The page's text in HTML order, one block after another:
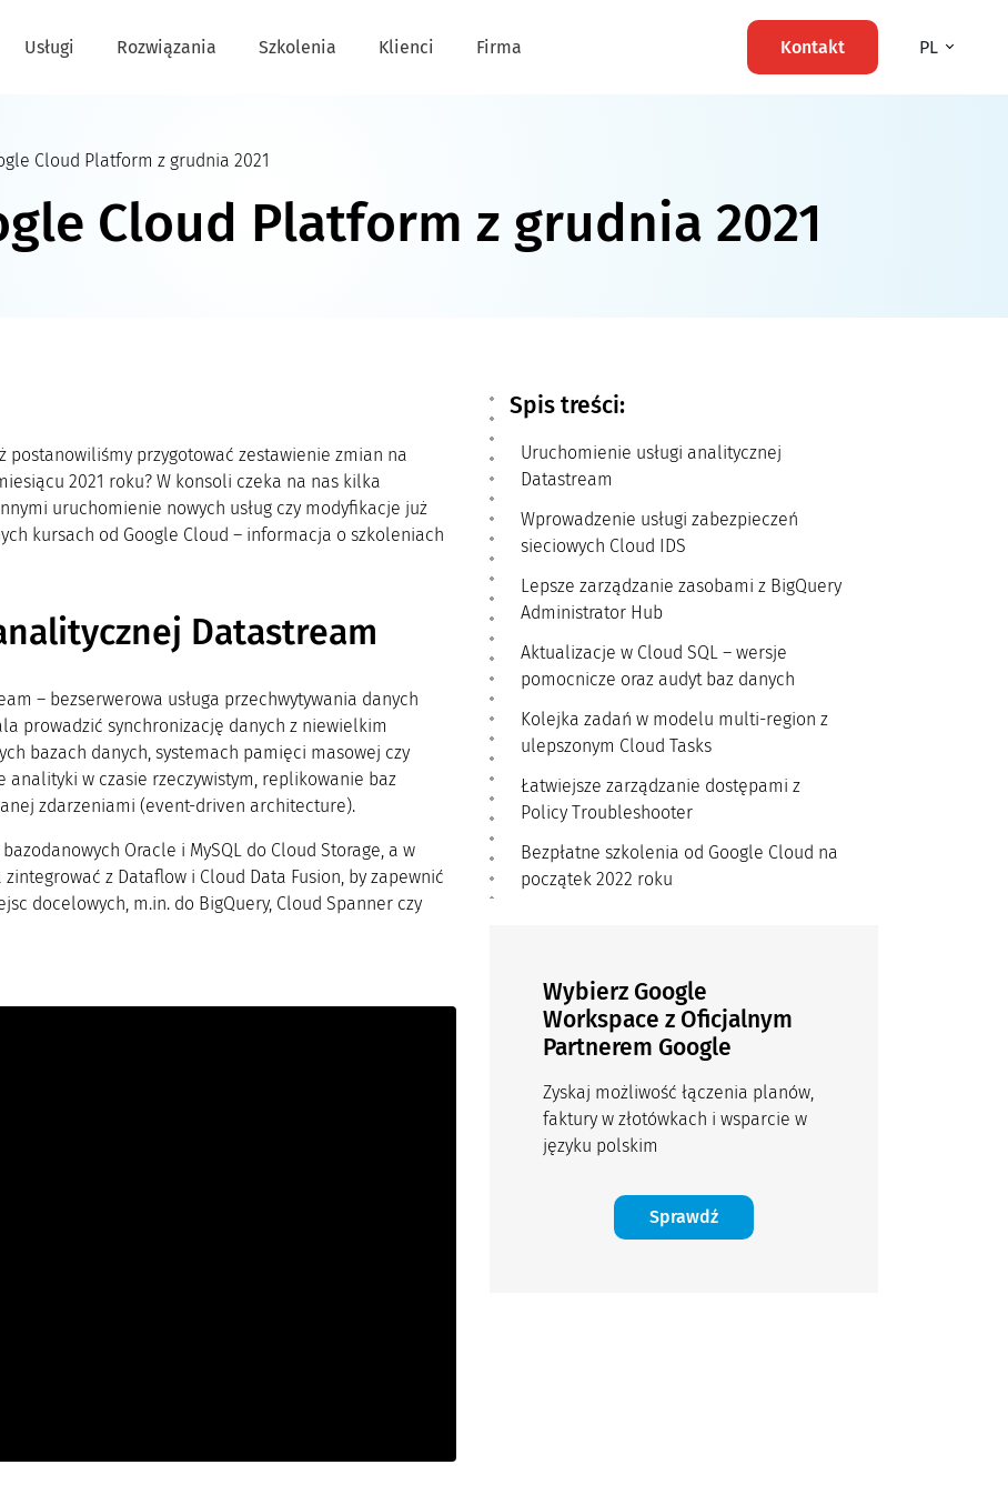
Usługi Rozwiązania Szkolenia Klienci Firma Kontakt PL
Cloud Platform z grudnia 2021
Cloud Platform z grudnia 2021
przygotować zestawienie zmian na
2021 roku? W konsoli czeka na nas kilka
uruchomienie nowych usług czy modyfikacje już
kursach od Google Cloud – informacja o szkoleniach
Datastream
– bezserwerowa usługa przechwytywania danych
prowadzić synchronizację danych z niewielkim
bazach danych, systemach pamięci masowej czy
w czasie rzeczywistym, replikowanie baz
zdarzeniami (event-driven architecture).
Oracle i MySQL do Cloud Storage, a w
z Dataflow i Cloud Data Fusion, by zapewnić
docelowych, m.in. do BigQuery, Cloud Spanner czy
Spis treści:
Uruchomienie usługi analitycznej
Datastream
Wprowadzenie usługi zabezpieczeń
sieciowych Cloud IDS
Lepsze zarządzanie zasobami z BigQuery
Administrator Hub
Aktualizacje w Cloud SQL – wersje
pomocnicze oraz audyt baz danych
Kolejka zadań w modelu multi-region z
ulepszonym Cloud Tasks
Łatwiejsze zarządzanie dostępami z
Policy Troubleshooter
Bezpłatne szkolenia od Google Cloud na
początek 2022 roku
Wybierz Google
Workspace z Oficjalnym
Partnerem Google
Zyskaj możliwość łączenia planów,
faktury w złotówkach i wsparcie w
języku polskim
Sprawdź